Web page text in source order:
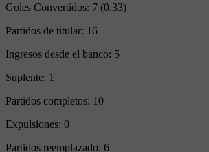
Goles Convertidos: 7 (0.33)
Partidos de titular: 16
Ingresos desde el banco: 5
Suplente: 1
Partidos completos: 10
Expulsiones: 0
Partidos reemplazado: 6